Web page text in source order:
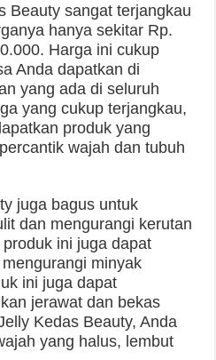
Beauty sangat terjangkau
hanya sekitar Rp.
Harga ini cukup
Anda dapatkan di
yang ada di seluruh
yang cukup terjangkau,
produk yang
wajah dan tubuh
juga bagus untuk
dan mengurangi kerutan
ini juga dapat
minyak
ini juga dapat
jerawat dan bekas
Kedas Beauty, Anda
yang halus, lembut